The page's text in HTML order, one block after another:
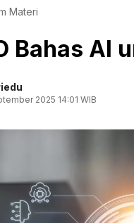
Materi
Bahas AI
2025 14:01 WIB